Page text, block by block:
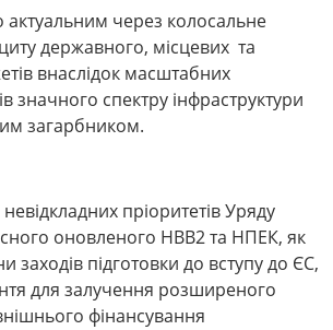
актуальним через колосальне
державного, місцевих та
внаслідок масштабних
значного спектру інфраструктури
загарбником.
пріоритетів Уряду
оновленого НВВ2 та НПЕК, як
заходів підготовки до вступу до ЄС,
для залучення розширеного
фінансування